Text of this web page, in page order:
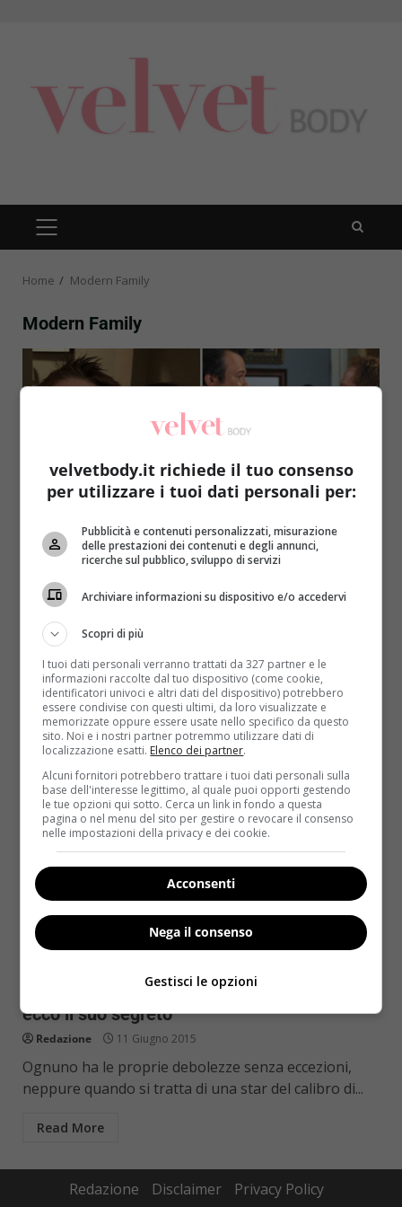
PRIMARY
MENU
Home Modern Family
Modern Family
Kids Notizie
A Modern Family arriva Jackson Millarker, il
primo attore bambino transgender
Redazione 28 Settembre 2016
Modern Family è una serie tv nata per infrangere le
regole e superare i pregiudizi. Il 28...
Read More
Notizie
Sofia Vergara in forma per il matrimonio:
ecco il suo segreto
Redazione 11 Giugno 2015
Ognuno ha le proprie debolezze senza eccezioni,
neppure quando si tratta di una star del calibro di...
Read More
Redazione Disclaimer Privacy Policy
velvetbody.it richiede il tuo consenso
per utilizzare i tuoi dati personali per:
Pubblicità e contenuti personalizzati, misurazione
delle prestazioni dei contenuti e degli annunci,
ricerche sul pubblico, sviluppo di servizi
Archiviare informazioni su dispositivo e/o accedervi
Scopri di più
I tuoi dati personali verranno trattati da 327 partner e le
informazioni raccolte dal tuo dispositivo (come cookie,
identificatori univoci e altri dati del dispositivo) potrebbero
essere condivise con questi ultimi, da loro visualizzate e
memorizzate oppure essere usate nello specifico da questo
sito. Noi e i nostri partner potremmo utilizzare dati di
localizzazione esatti. Elenco dei partner.
Alcuni fornitori potrebbero trattare i tuoi dati personali sulla
base dell'interesse legittimo, al quale puoi opporti gestendo
le tue opzioni qui sotto. Cerca un link in fondo a questa
pagina o nel menu del sito per gestire o revocare il consenso
nelle impostazioni della privacy e dei cookie.
Acconsenti
Nega il consenso
Gestisci le opzioni